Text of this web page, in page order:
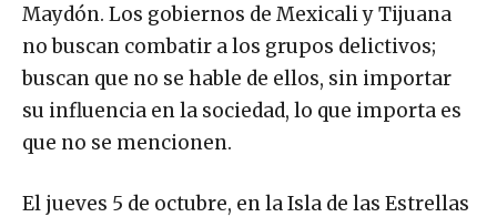
Maydón. Los gobiernos de Mexicali y Tijuana
no buscan combatir a los grupos delictivos;
buscan que no se hable de ellos, sin importar
su influencia en la sociedad, lo que importa es
que no se mencionen.
El jueves 5 de octubre, en la Isla de las Estrellas